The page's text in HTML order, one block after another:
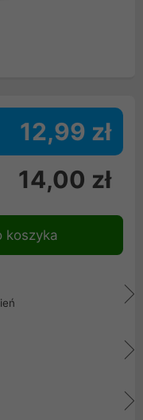
12,99 zł
14,00 zł
koszyka